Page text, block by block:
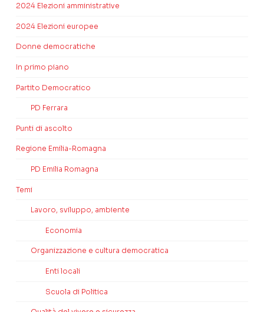
2024 Elezioni amministrative
2024 Elezioni europee
Donne democratiche
In primo piano
Partito Democratico
PD Ferrara
Punti di ascolto
Regione Emilia-Romagna
PD Emilia Romagna
Temi
Lavoro, sviluppo, ambiente
Economia
Organizzazione e cultura democratica
Enti locali
Scuola di Politica